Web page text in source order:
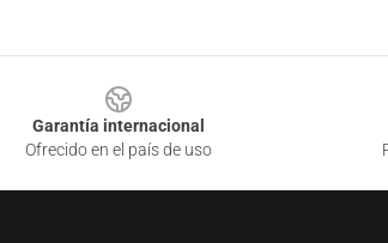
Garantía internacional
Ofrecido en el país de uso